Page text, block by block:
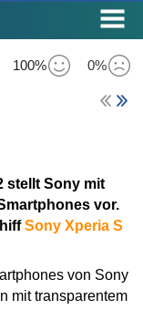
100% 0%
stellt Sony mit
vor.
Sony Xperia S
von Sony
mit transparentem